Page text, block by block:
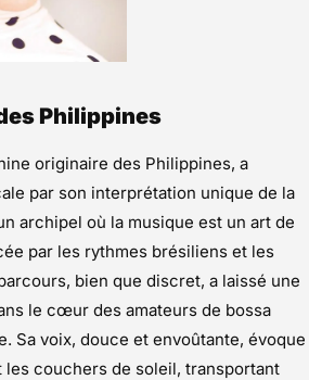
Philippines
originaire des Philippines, a
par son interprétation unique de la
archipel où la musique est un art de
par les rythmes brésiliens et les
bien que discret, a laissé une
le cœur des amateurs de bossa
Sa voix, douce et envoûtante, évoque
les couchers de soleil, transportant